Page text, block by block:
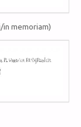
in memoriam)